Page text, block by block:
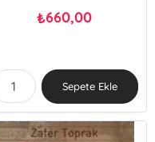
₺660,00
Sepete Ekle